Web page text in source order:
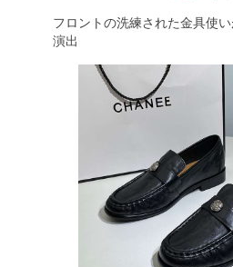
フロントの洗練された金具使
演出